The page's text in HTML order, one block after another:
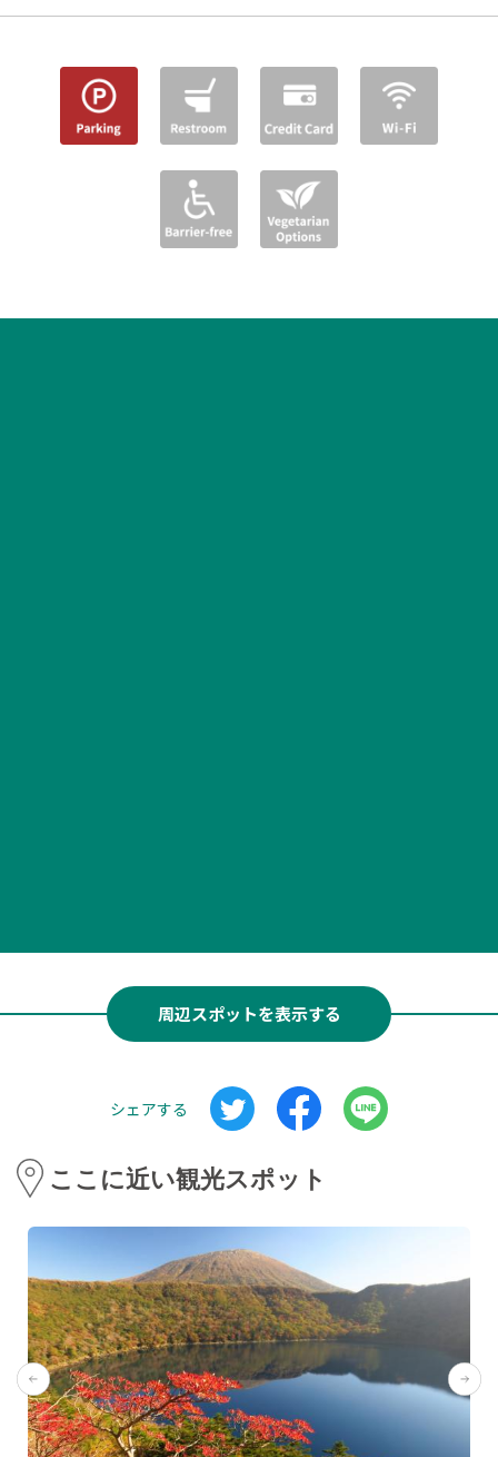
周辺スポットを表示する
シェアする
ここに近い観光スポット